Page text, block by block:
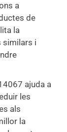
a
de
la
similars i
ajuda a
les
als
la